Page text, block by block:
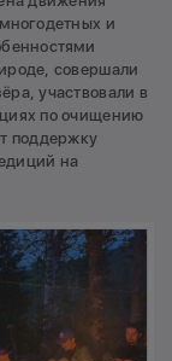
и
совершали
участвовали в
по очищению
поддержку
на